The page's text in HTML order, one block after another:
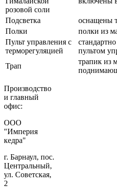
розовой соли
Подсветка
оснащены
Полки
полки из
Пульт управления с
терморегуляцией
пультом
Трап
трапик из
Производство
и главный
офис:
ООО
"Империя
кедра"
г. Барнаул, пос.
Центральный,
ул. Советская,
2